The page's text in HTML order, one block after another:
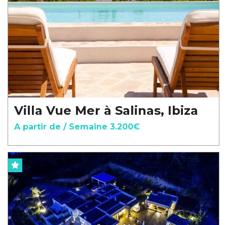
Villa Vue Mer à Salinas, Ibiza
A partir de / Semaine 3.200€